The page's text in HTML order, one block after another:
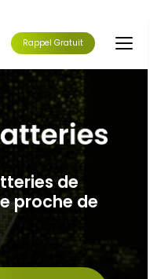
Rappel Gratuit
de
proche de